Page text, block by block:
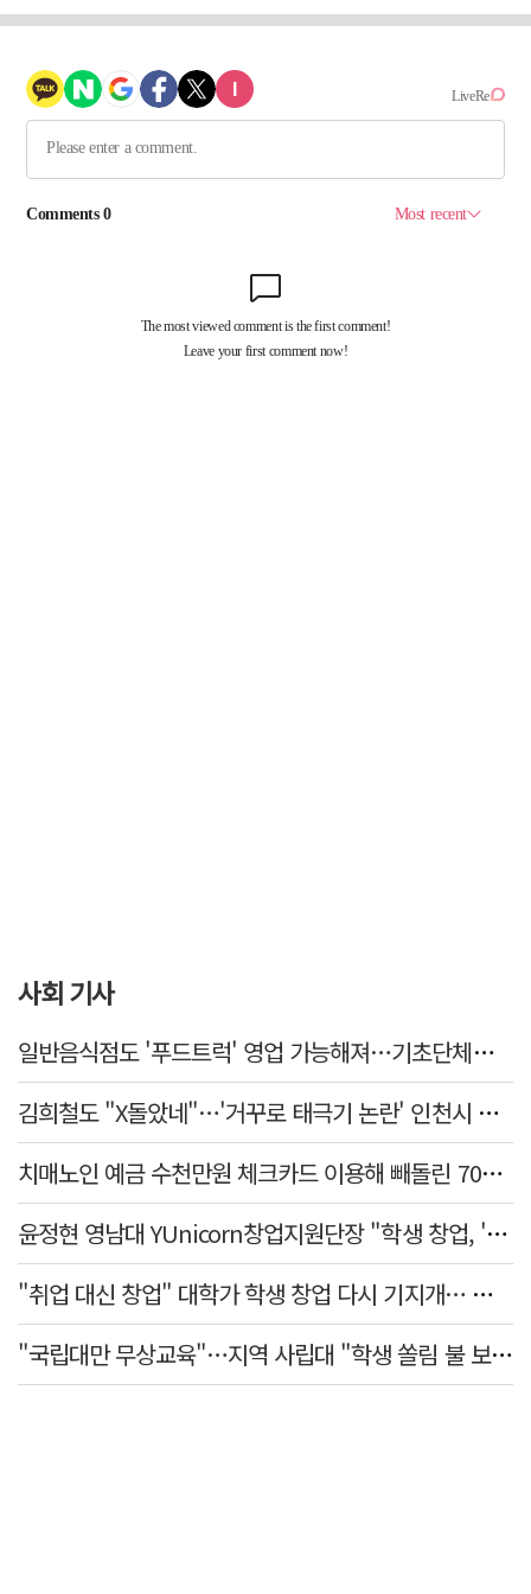
사회 기사
일반음식점도 '푸드트럭' 영업 가능해져…기초단체별 조례 개정 움직임
김희철도 "X돌았네"…'거꾸로 태극기 논란' 인천시 현수막, 이틀 만에 철거
치매노인 예금 수천만원 체크카드 이용해 빼돌린 70대 간병인, 집행유예
윤정현 영남대 YUnicorn창업지원단장 "학생 창업, '팀 빌딩'이 제일 중요"
"취업 대신 창업" 대학가 학생 창업 다시 기지개… 창업자·기업·매출 동반 성장
"국립대만 무상교육"…지역 사립대 "학생 쏠림 불 보듯"